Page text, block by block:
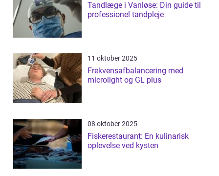
Tandlæge i Vanløse: Din guide til
professionel tandpleje
11 oktober 2025
Frekvensafbalancering med
microlight og GL plus
08 oktober 2025
Fiskerestaurant: En kulinarisk
oplevelse ved kysten